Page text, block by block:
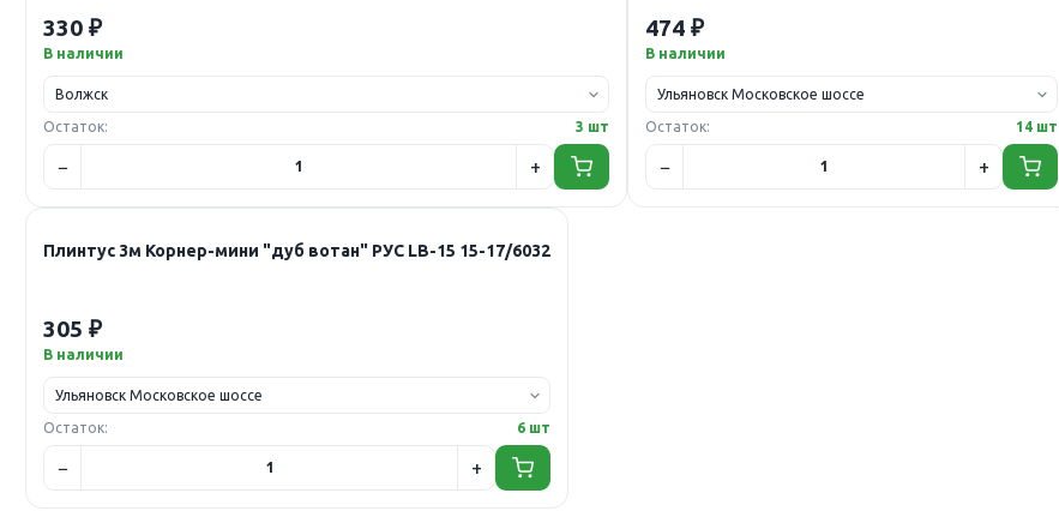
330 ₽
В наличии
Остаток: 3 шт
474 ₽
В наличии
Остаток: 14 шт
Плинтус 3м Корнер-мини "дуб вотан" РУС LB-15 15-17/6032
305 ₽
В наличии
Остаток: 6 шт